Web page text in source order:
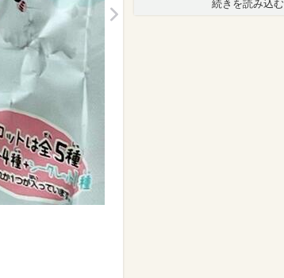
続きを読み込む